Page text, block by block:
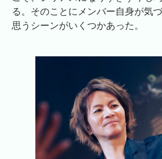
る。そのことにメンバー自身が気
思うシーンがいくつかあった。